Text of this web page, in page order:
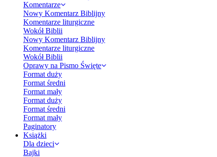
Komentarze
Nowy Komentarz Biblijny
Komentarze liturgiczne
Wokół Biblii
Nowy Komentarz Biblijny
Komentarze liturgiczne
Wokół Biblii
Oprawy na Pismo Święte
Format duży
Format średni
Format mały
Format duży
Format średni
Format mały
Paginatory
Książki
Dla dzieci
Bajki